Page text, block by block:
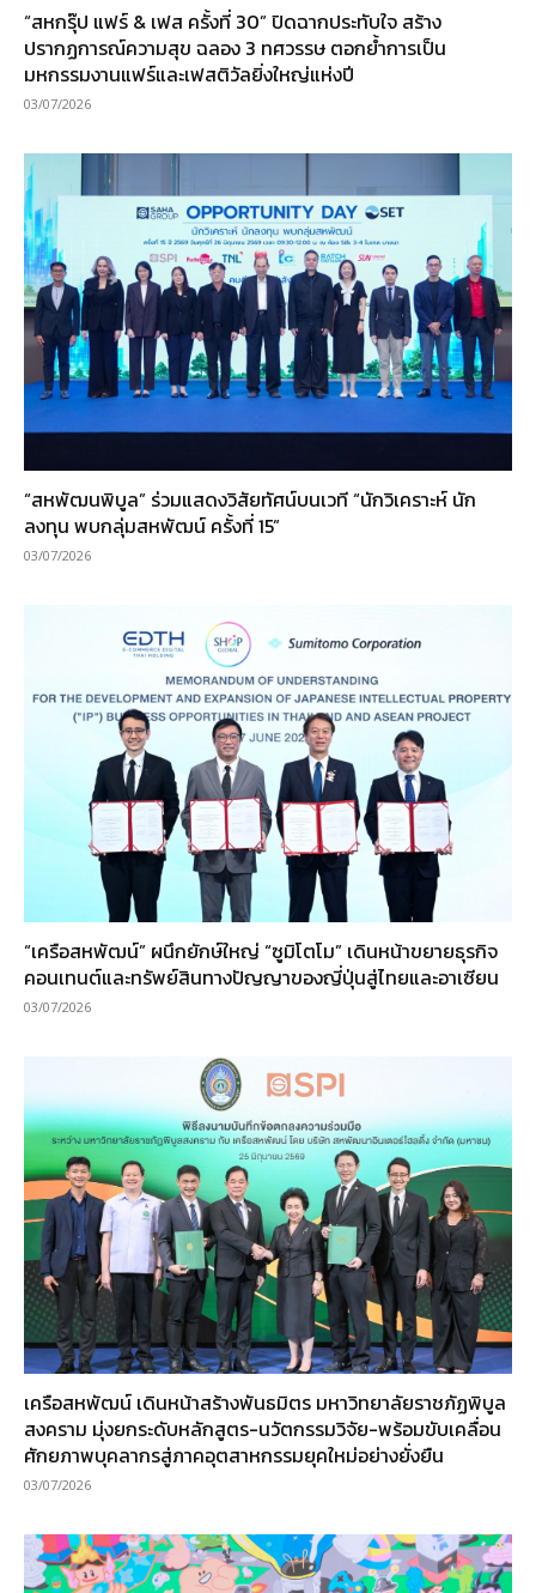
“สหกรุ๊ป แฟร์ & เฟส ครั้งที่ 30” ปิดฉากประทับใจ สร้าง
ปรากฏการณ์ความสุข ฉลอง 3 ทศวรรษ ตอกย้ำการเป็น
มหกรรมงานแฟร์และเฟสติวัลยิ่งใหญ่แห่งปี
03/07/2026
“สหพัฒนพิบูล” ร่วมแสดงวิสัยทัศน์บนเวที “นักวิเคราะห์ นัก
ลงทุน พบกลุ่มสหพัฒน์ ครั้งที่ 15”
03/07/2026
“เครือสหพัฒน์” ผนึกยักษ์ใหญ่ “ซูมิโตโม” เดินหน้าขยายธุรกิจ
คอนเทนต์และทรัพย์สินทางปัญญาของญี่ปุ่นสู่ไทยและอาเซียน
03/07/2026
เครือสหพัฒน์ เดินหน้าสร้างพันธมิตร มหาวิทยาลัยราชภัฏพิบูล
สงคราม มุ่งยกระดับหลักสูตร-นวัตกรรมวิจัย-พร้อมขับเคลื่อน
ศักยภาพบุคลากรสู่ภาคอุตสาหกรรมยุคใหม่อย่างยั่งยืน
03/07/2026